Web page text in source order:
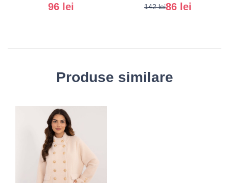
96 lei 86 lei
142 lei
Produse similare